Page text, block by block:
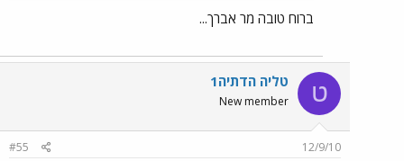
ברוח טובה מר אברך...
ט טליה הדתיה1
New member
12/9/10
#55